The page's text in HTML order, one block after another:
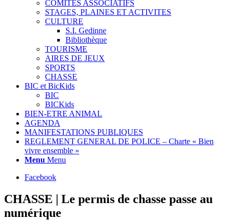
COMITES ASSOCIATIFS
STAGES, PLAINES ET ACTIVITES
CULTURE
S.I. Gedinne
Bibliothèque
TOURISME
AIRES DE JEUX
SPORTS
CHASSE
BIC et BicKids
BIC
BICKids
BIEN-ETRE ANIMAL
AGENDA
MANIFESTATIONS PUBLIQUES
REGLEMENT GENERAL DE POLICE – Charte « Bien
vivre ensemble »
Menu Menu
Facebook
CHASSE | Le permis de chasse passe au
numérique